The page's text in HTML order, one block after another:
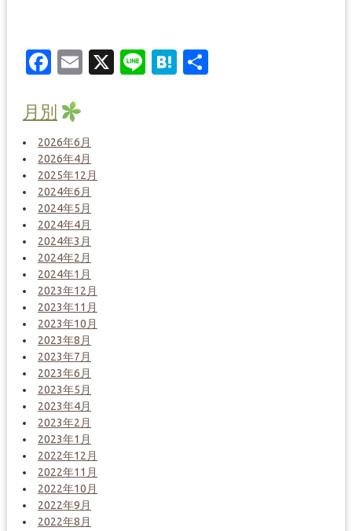
Facebook
Email
X LineHatena
共
月別
2026年6月
2026年4月
2025年12月
2024年6月
2024年5月
2024年4月
2024年3月
2024年2月
2024年1月
2023年12月
2023年11月
2023年10月
2023年8月
2023年7月
2023年6月
2023年5月
2023年4月
2023年2月
2023年1月
2022年12月
2022年11月
2022年10月
2022年9月
2022年8月